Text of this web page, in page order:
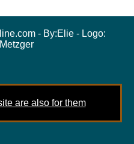
- By:Elie- Logo:
are also for them